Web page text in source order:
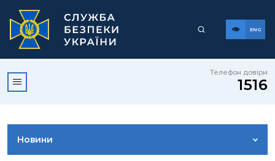
ENG
Телефон довіри
1516
Новини